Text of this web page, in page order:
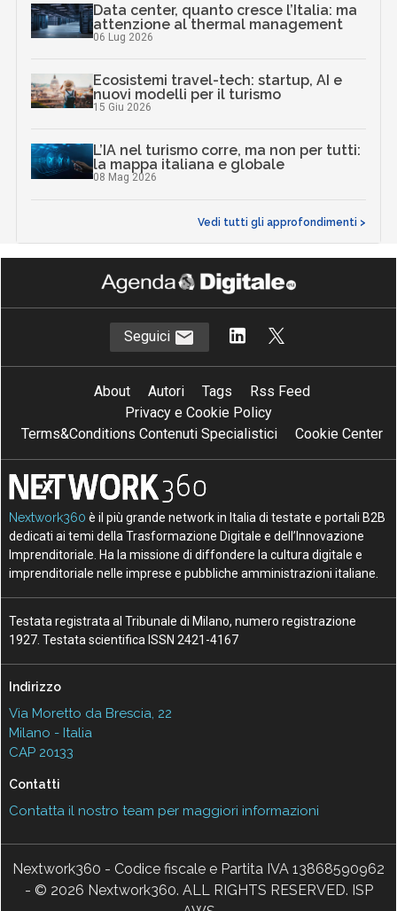
Data center, quanto cresce l’Italia: ma
attenzione al thermal management
06 Lug 2026
Ecosistemi travel-tech: startup, AI e
nuovi modelli per il turismo
15 Giu 2026
L’IA nel turismo corre, ma non per tutti:
la mappa italiana e globale
08 Mag 2026
Vedi tutti gli approfondimenti >
Seguici
About Autori Tags
Rss Feed
Privacy e Cookie Policy
Terms&Conditions Contenuti Specialistici
Cookie Center
Nextwork360 è il più grande network in Italia di testate e portali B2B
dedicati ai temi della Trasformazione Digitale e dell’Innovazione
Imprenditoriale. Ha la missione di diffondere la cultura digitale e
imprenditoriale nelle imprese e pubbliche amministrazioni italiane.
Testata registrata al Tribunale di Milano, numero registrazione
1927. Testata scientifica ISSN 2421-4167
Indirizzo
Via Moretto da Brescia, 22
Milano - Italia
CAP 20133
Contatti
Contatta il nostro team per maggiori informazioni
Nextwork360 - Codice fiscale e Partita IVA 13868590962
- © 2026 Nextwork360. ALL RIGHTS RESERVED. ISP